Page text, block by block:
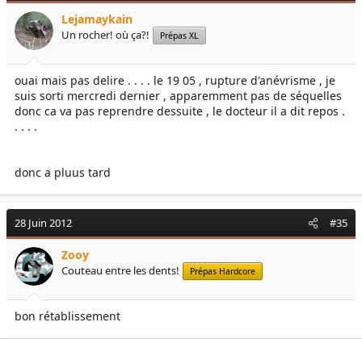
Lejamaykain
Un rocher! où ça?! Prépas XL
ouai mais pas delire . . . . le 19 05 , rupture d'anévrisme , je
suis sorti mercredi dernier , apparemment pas de séquelles
donc ca va pas reprendre dessuite , le docteur il a dit repos .
. . . .
donc a pluus tard
28 Juin 2012 #35
Zooy
Couteau entre les dents! Prépas Hardcore
bon rétablissement